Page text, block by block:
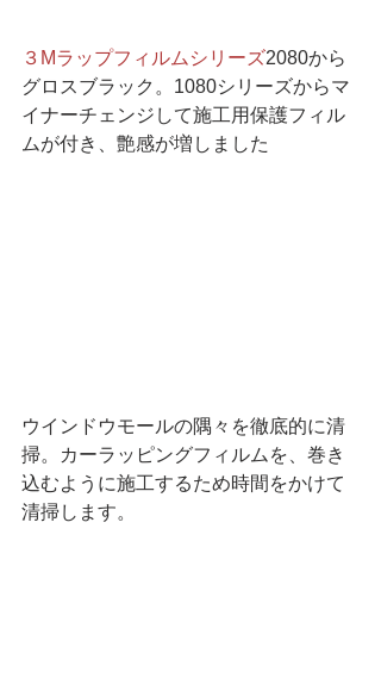
３Mラップフィルムシリーズ2080から
グロスブラック。1080シリーズからマ
イナーチェンジして施工用保護フィル
ムが付き、艶感が増しました
ウインドウモールの隅々を徹底的に清
掃。カーラッピングフィルムを、巻き
込むように施工するため時間をかけて
清掃します。